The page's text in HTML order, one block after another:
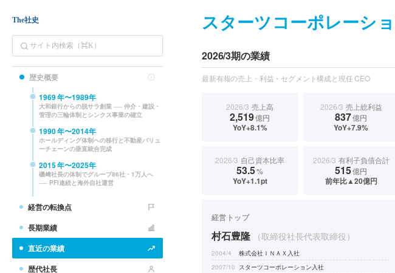
The社史
歴史概要
1969年〜1989年
大和銀行からの脱サラ創業 ── 仲介・建設・
管理の三輪体制とシンクス事業の確立
1990年〜2014年
ホールディング体制への移行と不動産バリュ
ーチェーンの垂直統合完成
2015年〜2025年
磯﨑社長の体制でグループ86社・1万人へ
── PFI連続と海外自社運営
経営の転換点
長期業績
直近の業績
歴代社長
スターツコーポレーシ
2026/3期の業績
最新有報の売上・利益・セグメント構成と現任 CEO
2026/3 売上高
2,519億円
YoY+8.1%
2026/3 売上総利益
837億円
YoY+7.9%
2026/3 自己資本比率
53.5%
YoY+1.1pt
2026/3 有利子負債合計
515億円
前年比▲20億円
経営トップ
村石豊隆 （取締役社長代表取締役）
2004/4
株式会社ＩＮＡＸ入社
2007/10 スターツコーポレーション入社